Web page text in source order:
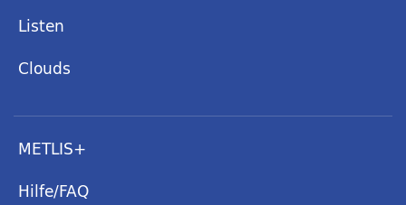
Listen
Clouds
METLIS+
Hilfe/FAQ